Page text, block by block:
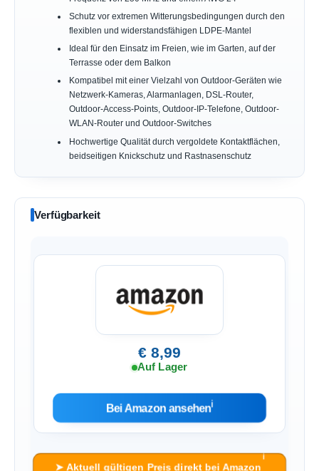
Schutz vor extremen Witterungsbedingungen durch den
flexiblen und widerstandsfähigen LDPE-Mantel
Ideal für den Einsatz im Freien, wie im Garten, auf der
Terrasse oder dem Balkon
Kompatibel mit einer Vielzahl von Outdoor-Geräten wie
Netzwerk-Kameras, Alarmanlagen, DSL-Router,
Outdoor-Access-Points, Outdoor-IP-Telefone, Outdoor-
WLAN-Router und Outdoor-Switches
Hochwertige Qualität durch vergoldete Kontaktflächen,
beidseitigen Knickschutz und Rastnasenschutz
Verfügbarkeit
€ 8,99
Auf Lager
Bei Amazon ansehenℹ︎
➤ Aktuell gültigen Preis direkt bei Amazon
ℹ︎